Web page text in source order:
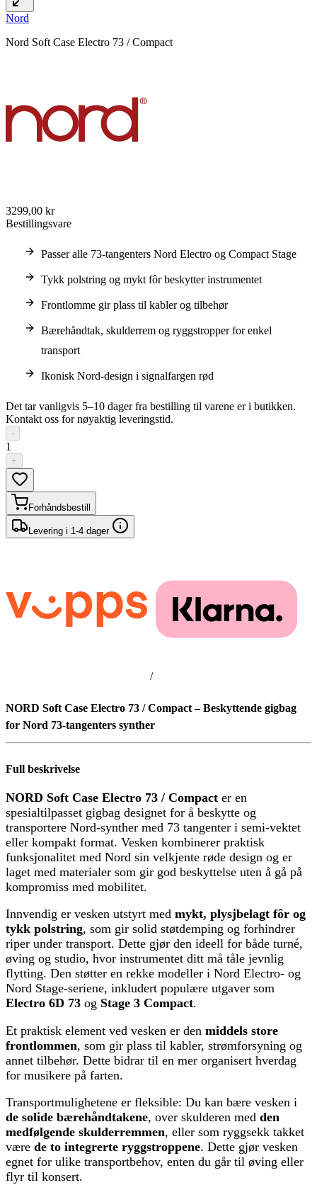
Nord
Nord Soft Case Electro 73 / Compact
3299,00 kr
Bestillingsvare
Passer alle 73-tangenters Nord Electro og Compact Stage
Tykk polstring og mykt fôr beskytter instrumentet
Frontlomme gir plass til kabler og tilbehør
Bærehåndtak, skulderrem og ryggstropper for enkel
transport
Ikonisk Nord-design i signalfargen rød
Det tar vanligvis 5–10 dager fra bestilling til varene er i butikken.
Kontakt oss for nøyaktig leveringstid.
-
1
+
Forhåndsbestill
Levering i 1-4 dager
/
NORD Soft Case Electro 73 / Compact – Beskyttende gigbag
for Nord 73-tangenters synther
Full beskrivelse
NORD Soft Case Electro 73 / Compact er en
spesialtilpasset gigbag designet for å beskytte og
transportere Nord-synther med 73 tangenter i semi-vektet
eller kompakt format. Vesken kombinerer praktisk
funksjonalitet med Nord sin velkjente røde design og er
laget med materialer som gir god beskyttelse uten å gå på
kompromiss med mobilitet.
Innvendig er vesken utstyrt med mykt, plysjbelagt fôr og
tykk polstring, som gir solid støtdemping og forhindrer
riper under transport. Dette gjør den ideell for både turné,
øving og studio, hvor instrumentet ditt må tåle jevnlig
flytting. Den støtter en rekke modeller i Nord Electro- og
Nord Stage-seriene, inkludert populære utgaver som
Electro 6D 73 og Stage 3 Compact.
Et praktisk element ved vesken er den middels store
frontlommen, som gir plass til kabler, strømforsyning og
annet tilbehør. Dette bidrar til en mer organisert hverdag
for musikere på farten.
Transportmulighetene er fleksible: Du kan bære vesken i
de solide bærehåndtakene, over skulderen med den
medfølgende skulderremmen, eller som ryggsekk takket
være de to integrerte ryggstroppene. Dette gjør vesken
egnet for ulike transportbehov, enten du går til øving eller
flyr til konsert.